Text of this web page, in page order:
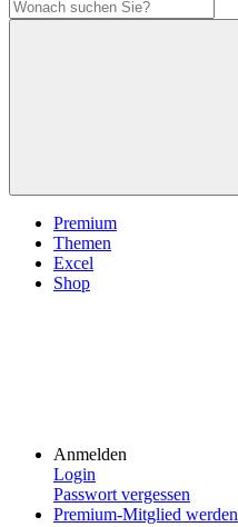
Premium
Themen
Excel
Shop
Anmelden
Login
Passwort vergessen
Premium-Mitglied werden